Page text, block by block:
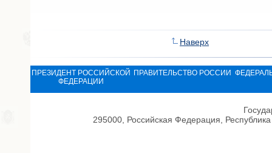
Наверх
ПРЕЗИДЕНТ РОССИЙСКОЙ
ФЕДЕРАЦИИ
ПРАВИТЕЛЬСТВО РОССИИ
295000, Российская Федерация,